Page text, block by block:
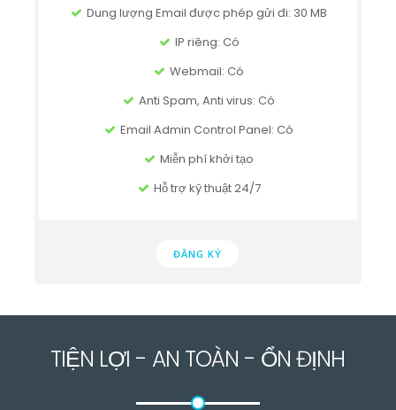
Dung lượng Email được phép gửi đi: 30 MB
IP riêng: Có
Webmail: Có
Anti Spam, Anti virus: Có
Email Admin Control Panel: Có
Miễn phí khởi tạo
Hỗ trợ kỹ thuật 24/7
ĐĂNG KÝ
TIỆN LỢI - AN TOÀN - ỔN ĐỊNH